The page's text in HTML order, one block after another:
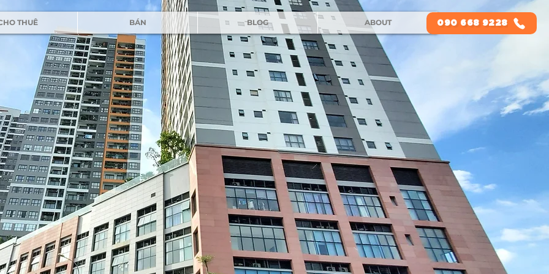
090 668 9228
THUÊ BÁN BLOG ABOUT